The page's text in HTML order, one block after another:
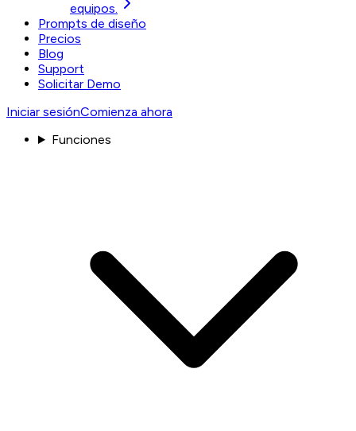
equipos.
Prompts de diseño
Precios
Blog
Support
Solicitar Demo
Iniciar sesiónComienza ahora
Funciones